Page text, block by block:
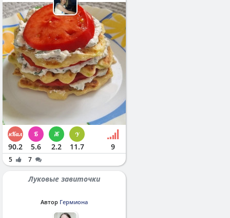
90.2 5.6 2.2 11.7 9
5 7
Луковые завиточки
Автор Гермиона